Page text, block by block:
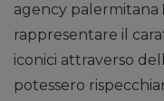
agency palermitana
rappresentare il
iconici attraverso
potessero